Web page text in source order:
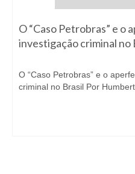
O “Caso Petrobras” e o
investigação criminal no
O “Caso Petrobras” e o
criminal no Brasil Por